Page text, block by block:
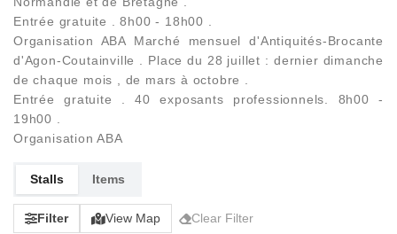
Entrée gratuite . 8h00 - 18h00 .
Organisation ABA Marché mensuel d'Antiquités-Brocante
d'Agon-Coutainville . Place du 28 juillet : dernier dimanche
de chaque mois , de mars à octobre .
Entrée gratuite . 40 exposants professionnels. 8h00 -
19h00 .
Organisation ABA
Stalls Items
Filter View Map Clear Filter